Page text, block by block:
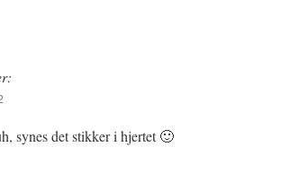
synes det stikker i hjertet 🙂